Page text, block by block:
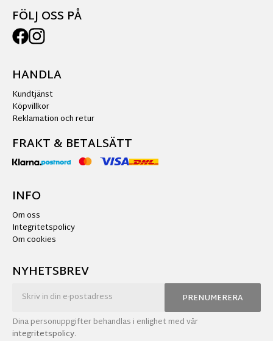
FÖLJ OSS PÅ
HANDLA
Kundtjänst
Köpvillkor
Reklamation och retur
FRAKT & BETALSÄTT
INFO
Om oss
Integritetspolicy
Om cookies
NYHETSBREV
PRENUMERERA
Dina personuppgifter behandlas i enlighet med vår
integritetspolicy.